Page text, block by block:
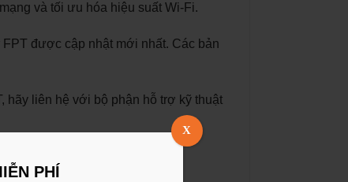
và tối ưu hóa hiệu suất Wi-Fi.
được cập nhật mới nhất. Các bản
hãy liên hệ với bộ phận hỗ trợ kỹ thuật
PHÍ
X